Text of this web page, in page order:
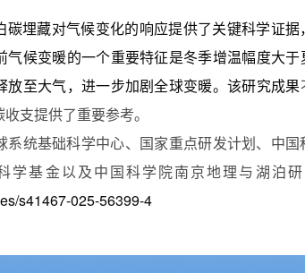
碳埋藏对气候变化的响应提供了关键科学证
气候变暖的一个重要特征是冬季增温幅度大
放至大气，进一步加剧全球变暖。该研究成果
支提供了重要参考。
统基础科学中心、国家重点研发计划、中国
学基金以及中国科学院南京地理与湖泊
s41467-025-56399-4